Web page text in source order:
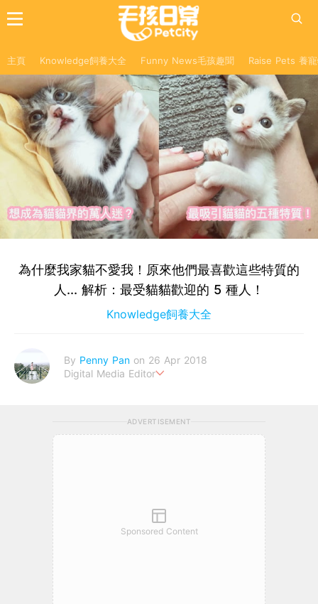
主頁 Knowledge飼養大全 Funny News毛孩趣聞 Raise Pets 養
為什麼我家貓不愛我！原來他們最喜歡這些特質的
人... 解析：最受貓貓歡迎的 5 種人！
Knowledge飼養大全
By Penny Pan on 26 Apr 2018
Digital Media Editor
ADVERTISEMENT
Sponsored Content